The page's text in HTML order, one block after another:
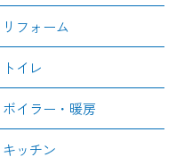
リフォーム
トイレ
ボイラー・暖房
キッチン